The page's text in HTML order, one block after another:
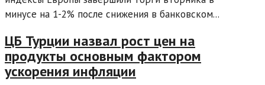
минусе на 1-2% после снижения в банковском...
ЦБ Турции назвал рост цен на
продукты основным фактором
ускорения инфляции